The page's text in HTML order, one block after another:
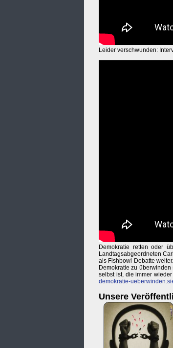
Leider verschwunden:
Demokratie retten oder
Landtagsabgeordneten
als Fishbowl-Debatte
Demokratie zu
selbst ist, die immer
demokratie-
Unsere